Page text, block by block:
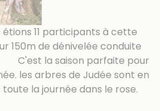
étions 11 participants à cette
150m de dénivelée conduite
la saison parfaite pour
les arbres de Judée sont en
la journée dans le rose.